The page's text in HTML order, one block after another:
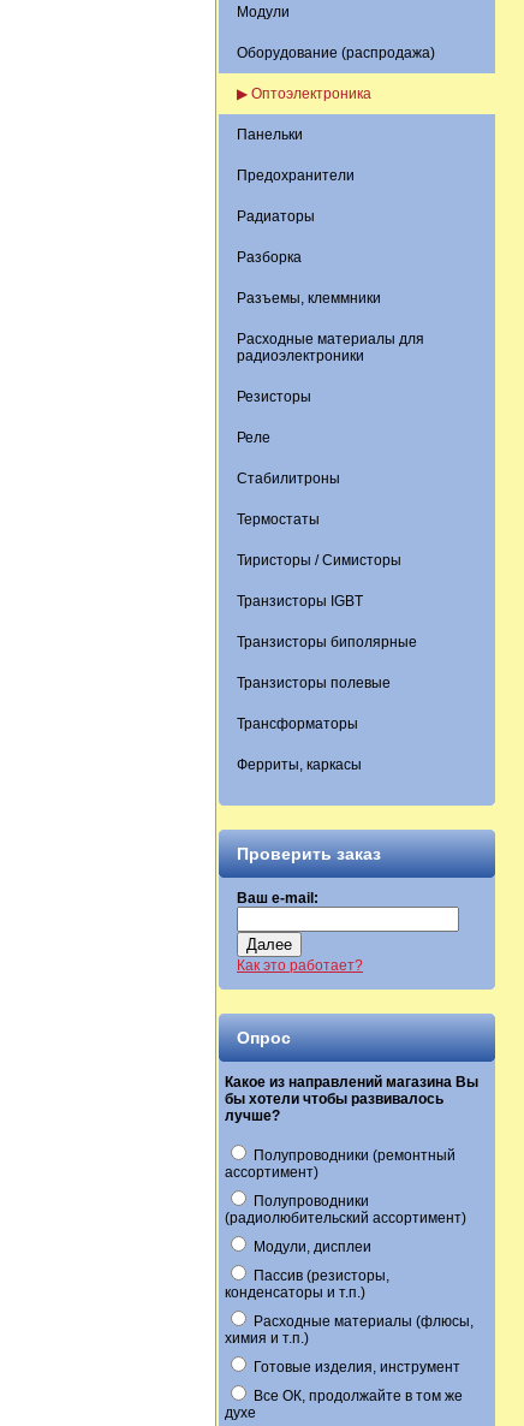
Модули
Оборудование (распродажа)
▶ Оптоэлектроника
Панельки
Предохранители
Радиаторы
Разборка
Разъемы, клеммники
Расходные материалы для
радиоэлектроники
Резисторы
Реле
Стабилитроны
Термостаты
Тиристоры / Симисторы
Транзисторы IGBT
Транзисторы биполярные
Транзисторы полевые
Трансформаторы
Ферриты, каркасы
Проверить заказ
Ваш e-mail:
Далее
Как это работает?
Опрос
Какое из направлений магазина Вы
бы хотели чтобы развивалось
лучше?
Полупроводники (ремонтный
ассортимент)
Полупроводники
(радиолюбительский ассортимент)
Модули, дисплеи
Пассив (резисторы,
конденсаторы и т.п.)
Расходные материалы (флюсы,
химия и т.п.)
Готовые изделия, инструмент
Все ОК, продолжайте в том же
духе